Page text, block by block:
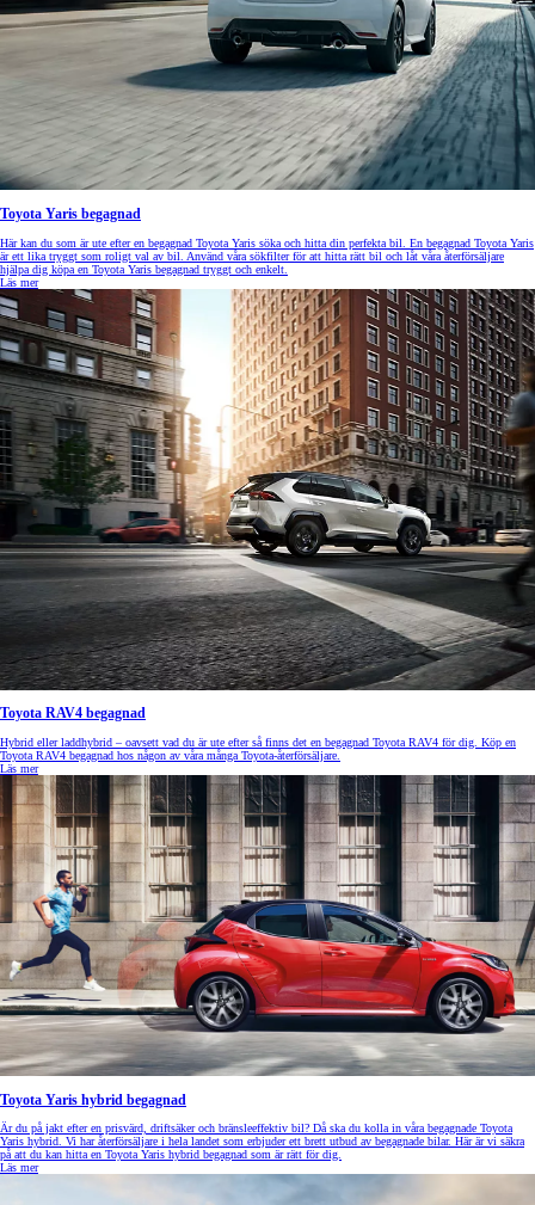
Toyota Yaris begagnad
Här kan du som är ute efter en begagnad Toyota Yaris söka och hitta din perfekta bil. En begagnad Toyota Yaris
är ett lika tryggt som roligt val av bil. Använd våra sökfilter för att hitta rätt bil och låt våra återförsäljare
hjälpa dig köpa en Toyota Yaris begagnad tryggt och enkelt.
Läs mer
Toyota RAV4 begagnad
Hybrid eller laddhybrid – oavsett vad du är ute efter så finns det en begagnad Toyota RAV4 för dig. Köp en
Toyota RAV4 begagnad hos någon av våra många Toyota-återförsäljare.
Läs mer
Toyota Yaris hybrid begagnad
Är du på jakt efter en prisvärd, driftsäker och bränsleeffektiv bil? Då ska du kolla in våra begagnade Toyota
Yaris hybrid. Vi har återförsäljare i hela landet som erbjuder ett brett utbud av begagnade bilar. Här är vi säkra
på att du kan hitta en Toyota Yaris hybrid begagnad som är rätt för dig.
Läs mer